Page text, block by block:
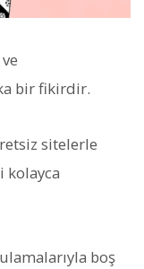
bir fikirdir.
sitelerle
kolayca
boş